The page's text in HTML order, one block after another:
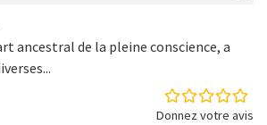
ancestral de la pleine conscience, a
Donnez votre avis